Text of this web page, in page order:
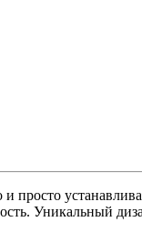
просто
Уникальный